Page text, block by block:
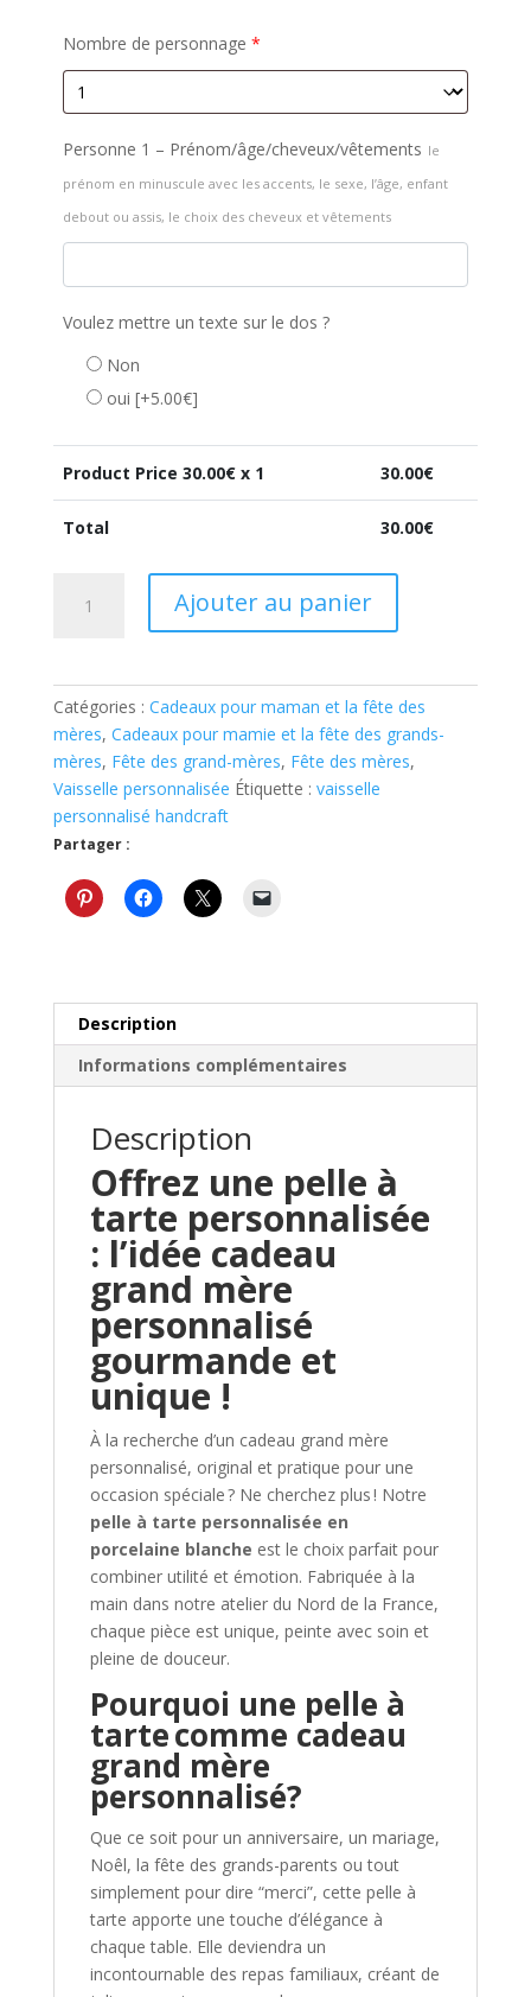
Nombre de personnage *
Personne 1 – Prénom/âge/cheveux/vêtements le
prénom en minuscule avec les accents, le sexe, l’âge, enfant
debout ou assis, le choix des cheveux et vêtements
Voulez mettre un texte sur le dos ?
Non
oui [+5.00€]
Product Price 30.00€ x 1 30.00€
Total 30.00€
tarte
cadeau
grand
personnalisé
en
porcelaine
Ajouter au panier
Catégories : Cadeaux pour maman et la fête des
mères, Cadeaux pour mamie et la fête des grands-
mères, Fête des grand-mères, Fête des mères,
Vaisselle personnalisée Étiquette : vaisselle
personnalisé handcraft
Partager :
Description
Informations complémentaires
Description
Offrez une pelle à
tarte personnalisée
: l’idée cadeau
grand mère
personnalisé
gourmande et
unique !
À la recherche d’un cadeau grand mère
personnalisé, original et pratique pour une
occasion spéciale ? Ne cherchez plus ! Notre
pelle à tarte personnalisée en
porcelaine blanche est le choix parfait pour
combiner utilité et émotion. Fabriquée à la
main dans notre atelier du Nord de la France,
chaque pièce est unique, peinte avec soin et
pleine de douceur.
Pourquoi une pelle à
tarte comme cadeau
grand mère
personnalisé?
Que ce soit pour un anniversaire, un mariage,
Noêl, la fête des grands-parents ou tout
simplement pour dire “merci”, cette pelle à
tarte apporte une touche d’élégance à
chaque table. Elle deviendra un
incontournable des repas familiaux, créant de